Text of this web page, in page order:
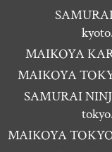
MAIKOYA
MAIKOYA
SAMURAI
MAIKOYA